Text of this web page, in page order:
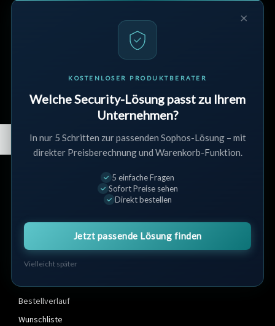
Rückgabe & Erstattung
Streitbeilegung
Kontakt
Mein Konto
Bestellverlauf
Wunschliste
×
KOSTENLOSER PRODUKTBERATER
Welche Security-Lösung passt zu Ihrem
Unternehmen?
In nur 5 Schritten zur passenden Sophos-Lösung – mit
direkter Preisberechnung und Warenkorb-Funktion.
5 einfache Fragen
Sofort Preise sehen
Direkt bestellen
Jetzt passende Lösung finden
Vielleicht später